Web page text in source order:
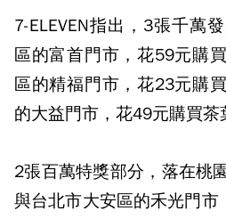
7-ELEVEN指出，3張千萬
區的富首門市，花59元購
區的精福門市，花23元購
的大益門市，花49元購買茶
2張百萬特獎部分，落在桃
與台北市大安區的禾光門